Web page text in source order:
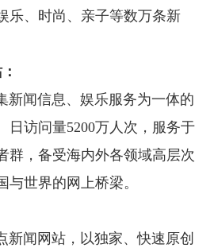
乐、时尚、亲子等数万条新
新闻信息、娱乐服务为一体的
日访问量5200万人次，服务于
群，备受海内外各领域高层次
世界的网上桥梁。
新闻网站，以独家、快速原创